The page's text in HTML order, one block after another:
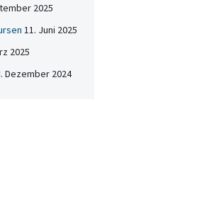
2025
11. Juni 2025
2025
Dezember 2024